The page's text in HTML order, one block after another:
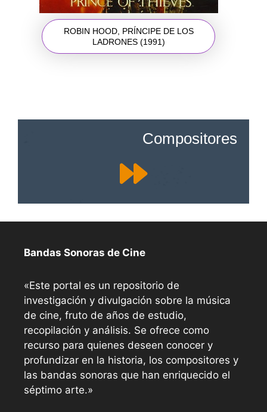
ROBIN HOOD, PRÍNCIPE DE LOS
LADRONES (1991)
Compositores
Bandas Sonoras de Cine
«Este portal es un repositorio de
investigación y divulgación sobre la música
de cine, fruto de años de estudio,
recopilación y análisis. Se ofrece como
recurso para quienes deseen conocer y
profundizar en la historia, los compositores y
las bandas sonoras que han enriquecido el
séptimo arte.»